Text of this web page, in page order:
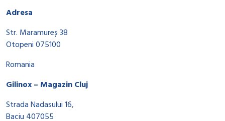
Adresa
Str. Maramureș 38
Otopeni 075100
Romania
Gilinox – Magazin Cluj
Strada Nadasului 16,
Baciu 407055